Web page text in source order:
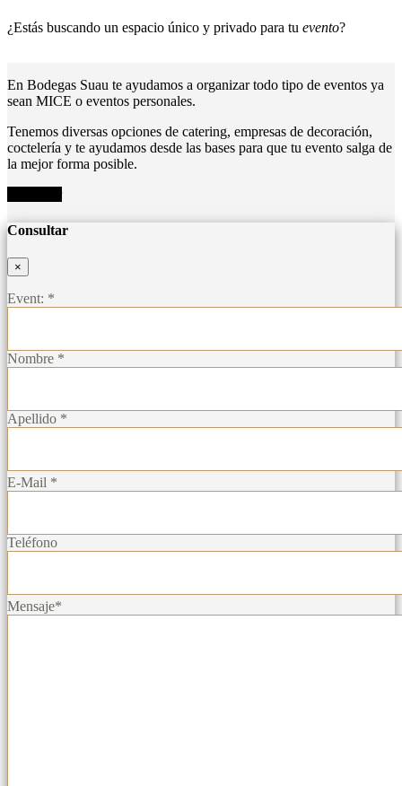
¿Estás buscando un espacio único y privado para tu evento?
En Bodegas Suau te ayudamos a organizar todo tipo de eventos ya
sean MICE o eventos personales.
Tenemos diversas opciones de catering, empresas de decoración,
coctelería y te ayudamos desde las bases para que tu evento salga de
la mejor forma posible.
Consultar
×
Event: *
Nombre *
Apellido *
E-Mail *
Teléfono
Mensaje*